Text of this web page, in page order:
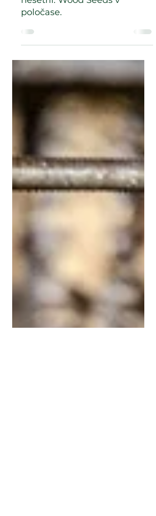
Redakce
1. 6.
Rozhovor v E15, který nás
nešetřil. Wood Seeds v